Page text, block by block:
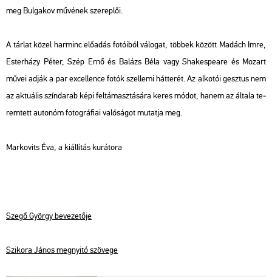
meg Bul­ga­kov mű­vé­nek sze­rep­lői.
A tár­lat közel har­minc elő­adás fo­tó­i­ból vá­lo­gat, töb­bek kö­zött Ma­dách Imre,
Es­ter­há­zy Péter, Szép Ernő és Ba­lázs Béla vagy Shakes­peare és Mo­zart
művei adják a par ex­cel­len­ce fotók szel­le­mi hát­te­rét. Az al­ko­tói gesz­tus nem
az ak­tu­á­lis szín­da­rab képi fel­tá­masz­tá­sá­ra keres módot, hanem az ál­ta­la te­
rem­tett au­to­nóm fo­tog­rá­fi­ai va­ló­sá­got mu­tat­ja meg.
Mark­ovits Éva, a ki­ál­lí­tás ku­rá­to­ra
Szegő György be­ve­ze­tő­je
Szi­ko­ra János meg­nyi­tó szö­ve­ge